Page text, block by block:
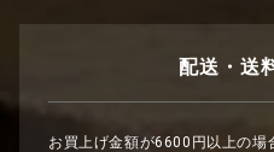
配送・送
お買上げ金額が6600円以上の場